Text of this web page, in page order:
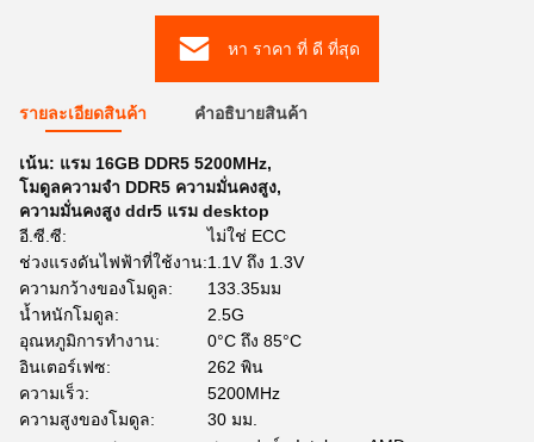
หา ราคา ที่ ดี ที่สุด
รายละเอียดสินค้า คําอธิบายสินค้า
เน้น: แรม 16GB DDR5 5200MHz,
โมดูลความจํา DDR5 ความมั่นคงสูง,
ความมั่นคงสูง ddr5 แรม desktop
อี.ซี.ซี:
ไม่ใช่ ECC
ช่วงแรงดันไฟฟ้าที่ใช้งาน:1.1V ถึง 1.3V
ความกว้างของโมดูล:
133.35มม
น้ำหนักโมดูล:
2.5G
อุณหภูมิการทํางาน:
0°C ถึง 85°C
อินเตอร์เฟซ:
262 พิน
ความเร็ว:
5200MHz
ความสูงของโมดูล:
30 มม.